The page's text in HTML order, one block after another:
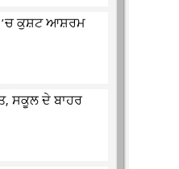
’ਚ ਕੁਸ਼ਟ ਆਸ਼ਰਮ
ਸਕੂਲ ਦੇ ਬਾਹਰ